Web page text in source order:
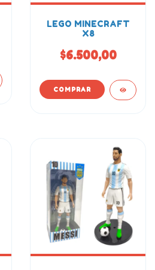
LEGO MINECRAFT
X8
$6.500,00